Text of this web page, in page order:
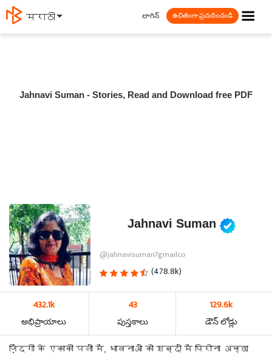
मराठी ☰
లాగిన్ ఉచితంగా ప్రచురించండి
Jahnavi Suman - Stories, Read and Download free PDF
Jahnavi Suman
@jahnavisuman7gmailco
(478.8k)
432.1k
అభిప్రాయాలు
43
పుస్తకాలు
129.6k
డౌన్ లోడ్లు
ज़िंदगी के एकाकी पलों में, भावनाओं को शब्दों में पिरोना अच्छा